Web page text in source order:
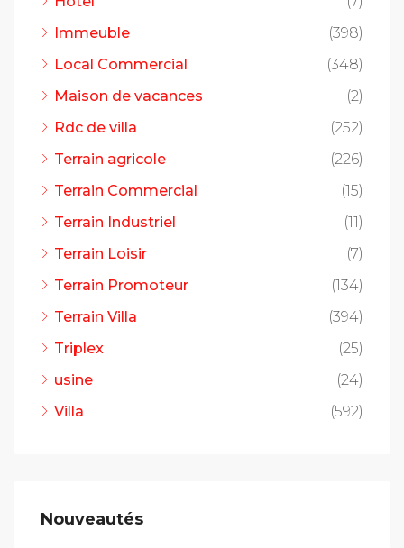
Immeuble
(398)
Local Commercial
(348)
Maison de vacances
(2)
Rdc de villa
(252)
Terrain agricole
(226)
Terrain Commercial
(15)
Terrain Industriel
(11)
Terrain Loisir
(7)
Terrain Promoteur
(134)
Terrain Villa
(394)
Triplex
(25)
usine
(24)
Villa
(592)
Nouveautés